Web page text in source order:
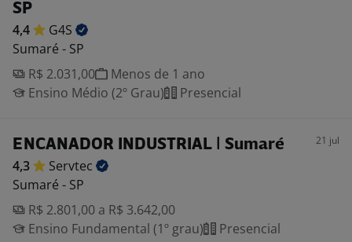
SP
4,4
G4S
Sumaré - SP
R$ 2.031,00
Menos de 1 ano
Ensino Médio (2º Grau)
Presencial
ENCANADOR INDUSTRIAL | Sumaré 21 jul
4,3
Servtec
Sumaré - SP
R$ 2.801,00 a R$ 3.642,00
Ensino Fundamental (1º grau)
Presencial